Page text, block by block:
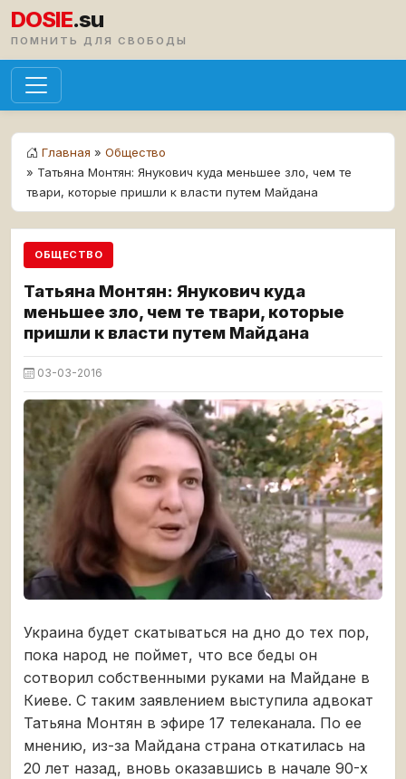
DOSIE.su
ПОМНИТЬ ДЛЯ СВОБОДЫ
Главная » Общество
» Татьяна Монтян: Янукович куда меньшее зло, чем те
твари, которые пришли к власти путем Майдана
ОБЩЕСТВО
Татьяна Монтян: Янукович куда
меньшее зло, чем те твари, которые
пришли к власти путем Майдана
03-03-2016
Украина будет скатываться на дно до тех пор,
пока народ не поймет, что все беды он
сотворил собственными руками на Майдане в
Киеве. С таким заявлением выступила адвокат
Татьяна Монтян в эфире 17 телеканала. По ее
мнению, из-за Майдана страна откатилась на
20 лет назад, вновь оказавшись в начале 90-х